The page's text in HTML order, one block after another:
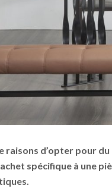
raisons d’opter pour
spécifique à une